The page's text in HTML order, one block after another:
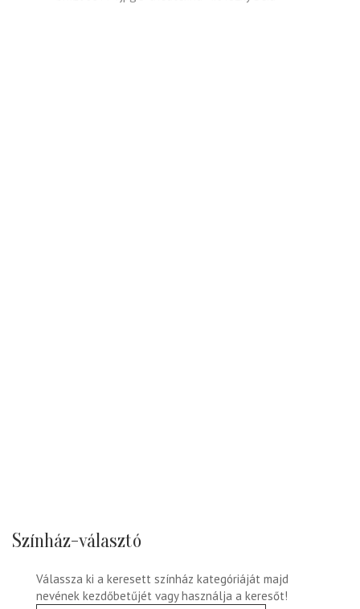
Színház-választó
Válassza ki a keresett színház kategóriáját majd
nevének kezdőbetűjét vagy használja a keresőt!